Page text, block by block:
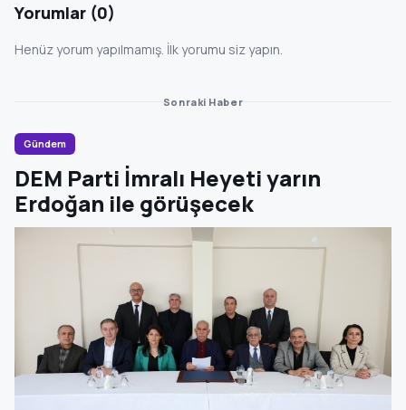
Yorumlar (0)
Henüz yorum yapılmamış. İlk yorumu siz yapın.
Sonraki Haber
Gündem
DEM Parti İmralı Heyeti yarın
Erdoğan ile görüşecek